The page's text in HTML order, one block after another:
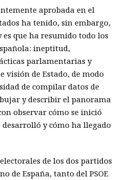
aprobada en el
ha tenido, sin embargo,
que ha resumido todo los
ineptitud,
parlamentarias y
visión de Estado, de modo
de compilar datos de
y describir el panorama
observar cómo se inició
desarrolló y cómo ha llegado
de los dos partidos
de España, tanto del PSOE